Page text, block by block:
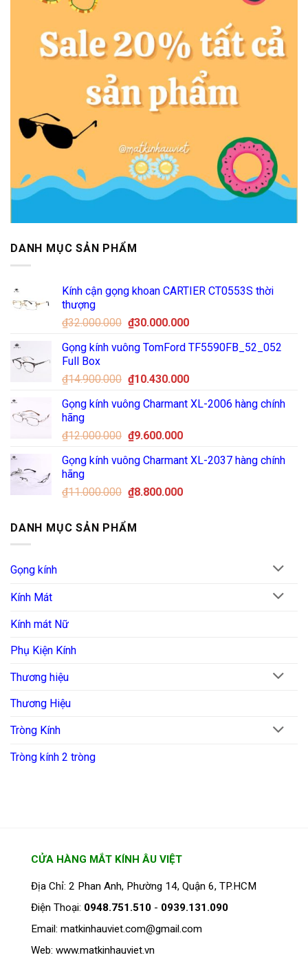
DANH MỤC SẢN PHẨM
Kính cận gọng khoan CARTIER CT0553S thời
thượng
₫32.000.000 Giá
là:
₫30.000.000Giá
tại
₫30.000.000.
Gọng kính vuông TomFord TF5590FB_52_052
Full Box
₫14.900.000 Giá
là:
₫10.430.000Giá
tại
Gọng kính vuông Charmant XL-2006 hàng chính
hãng
₫12.000.000 Giá
là:
₫9.600.000Giá
tại
₫9.600.000.
Gọng kính vuông Charmant XL-2037 hàng chính
hãng
₫11.000.000 Giá
₫11.000.000.
₫8.800.000Giá
DANH MỤC SẢN PHẨM
Gọng kính
Kính Mát
Kính mát Nữ
Phụ Kiện Kính
Thương hiệu
Thương Hiệu
Tròng Kính
Tròng kính 2 tròng
CỬA HÀNG MẮT KÍNH ÂU VIỆT
Địa Chỉ: 2 Phan Anh, Phường 14, Quận 6, TP.HCM
Điện Thoại: 0948.751.510 - 0939.131.090
Email: matkinhauviet.com@gmail.com
Web: www.matkinhauviet.vn